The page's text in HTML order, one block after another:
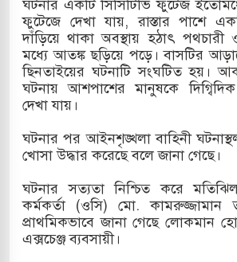
বিভিন্ন খাতে সৌদির বিনিয়োগের আহবান
হামলায় ছাত্রদল ও ছাত্রলীগের আচরণ ইসরায়েলের
পথে ইসরায়েলীরা,হাতছাড়ার ঝুঁকিতে
পাহাড়ি ঢলে ফুঁসে উঠেছে তিস্তা
মুক্তির দাবিতে পাকিস্তানজুড়ে পিটিআইয়ের আজ
ঘটনার একটি সিসিটিভি ফুটেজ
ফুটেজে দেখা যায়, রাস্তার পাশে
দাঁড়িয়ে থাকা অবস্থায় হঠাৎ পথচারী
মধ্যে আতঙ্ক ছড়িয়ে পড়ে। বাসটির
ছিনতাইয়ের ঘটনাটি সংঘটিত হয়।
ঘটনায় আশপাশের মানুষকে
দেখা যায়।
ঘটনার পর আইনশৃঙ্খলা বাহিনী
খোসা উদ্ধার করেছে বলে জানা গেছে।
ঘটনার সত্যতা নিশ্চিত করে মতিঝিল
কর্মকর্তা (ওসি) মো. কামরুজ্জামান
প্রাথমিকভাবে জানা গেছে লোকমান
এক্সচেঞ্জ ব্যবসায়ী।